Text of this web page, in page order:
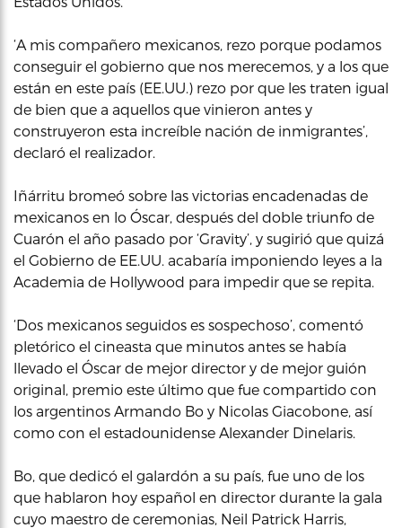
‘A mis compañero mexicanos, rezo porque podamos
conseguir el gobierno que nos merecemos, y a los que
están en este país (EE.UU.) rezo por que les traten igual
de bien que a aquellos que vinieron antes y
construyeron esta increíble nación de inmigrantes’,
declaró el realizador.
Iñárritu bromeó sobre las victorias encadenadas de
mexicanos en lo Óscar, después del doble triunfo de
Cuarón el año pasado por ‘Gravity’, y sugirió que quizá
el Gobierno de EE.UU. acabaría imponiendo leyes a la
Academia de Hollywood para impedir que se repita.
‘Dos mexicanos seguidos es sospechoso’, comentó
pletórico el cineasta que minutos antes se había
llevado el Óscar de mejor director y de mejor guión
original, premio este último que fue compartido con
los argentinos Armando Bo y Nicolas Giacobone, así
como con el estadounidense Alexander Dinelaris.
Bo, que dedicó el galardón a su país, fue uno de los
que hablaron hoy español en director durante la gala
cuyo maestro de ceremonias, Neil Patrick Harris,